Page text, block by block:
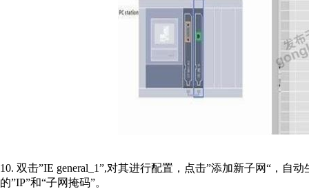
10. 双击”IE general_1”,对其进行配置，点击”添加新子网“，自
的”IP”和“子网掩码”。